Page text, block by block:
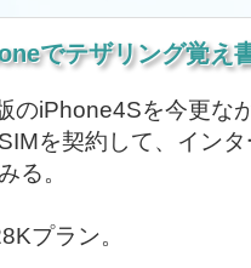
のiPhone4Sを今更な
を契約して、イン